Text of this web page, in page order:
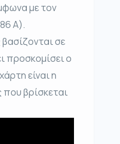
με τον
Α).
σε
προσκομίσει ο
είναι η
που βρίσκεται